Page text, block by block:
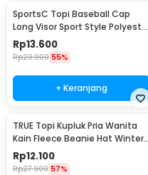
SportsC Topi Baseball Cap
Long Visor Sport Style Polyester
Cap - MZ87
Rp13.600
Rp29.900 55%
+ Keranjang
TRUE Topi Kupluk Pria Wanita
Kain Fleece Beanie Hat Winter
- EC003
Rp12.100
Rp27.900 57%